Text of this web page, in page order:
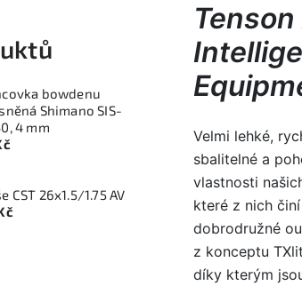
bowdenu
Shimano SIS-
4 mm
CST 26x1.5/1.75 AV
Velmi lehké,
sbalitelné a
vlastnosti
které z nich
dobrodružné
z konceptu
díky kterým